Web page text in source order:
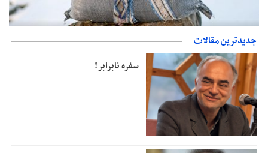
حمایت از مرزنشینان نباید به زیان تولید باشد/مواد اولیه با کولبری
وارد شود
جدیدترین مقالات
سفره نابرابر!